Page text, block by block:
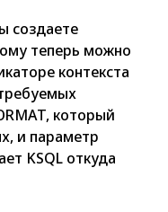
создаете
теперь можно
контекста
который
и параметр
KSQL откуда